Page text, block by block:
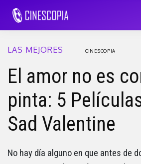
LAS MEJORES CINESCOPIA
El amor no es
pinta: 5
Sad Valentine
No hay día alguno en que antes de